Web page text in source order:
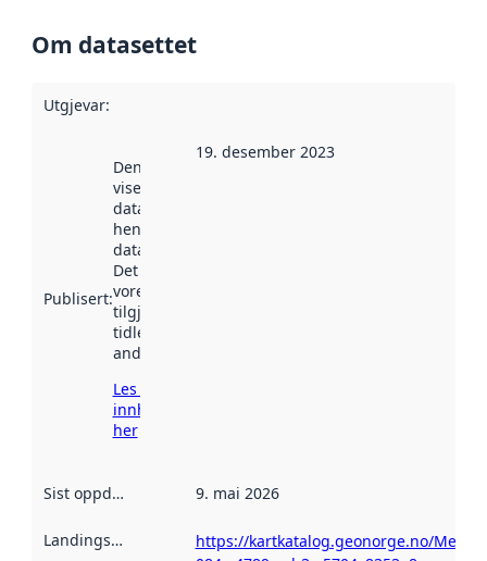
Om datasettet
Utgjevar:
Publisert:
Denne datoen
viser når
datasettet vart
henta inn av
data.norge.no.
Det kan ha
vore
tilgjengeleg
tidlegare
andre stader.
Les meir om
innhenting
her
19. desember 2023
Sist oppdatert 9. mai 2026
Landingsside
https://kartkatalog.geonorge.no/